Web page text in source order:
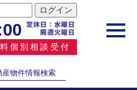
個別相談受付
産物件情報検索